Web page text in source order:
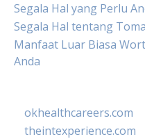
Segala Hal yang Perlu
Segala Hal tentang
Manfaat Luar Biasa
Anda
okhealthcareers.com
theintexperience.com